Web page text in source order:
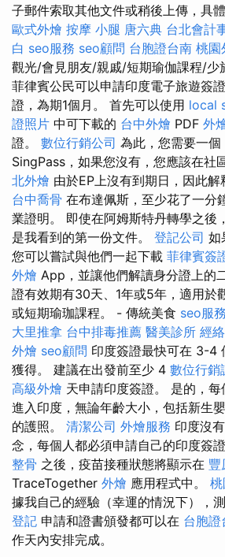
子郵件索取其他文件或稍後上傳，具
歐式外燴 按摩 小腿 唐六典 台北會計
白 seo服務 seo顧問 台胞證台南 桃園
觀光/會見朋友/親戚/短期瑜伽課程/少
菲律賓公民可以申請印度電子旅遊簽
證，為期1個月。 首先可以使用 local
證照片 中可下載的 台中外燴 PDF 外
證。 數位行銷公司 為此，您需要一個
SingPass，如果您沒有，您應該在社
北外燴 由於EP上沒有到期日，因此解
台中喬骨 在布達佩斯，至少花了一分
業證明。 即使在阿姆斯特丹轉學之後
是我看到的第一份文件。 登記公司 如
您可以嘗試與他們一起下載 菲律賓簽
外燴 App，並讓他們解讀身分證上的
證有效期有30天、1年或5年，適用於
或短期瑜珈課程。 - 傳統美食 seo服務
大里推拿 台中排毒推薦 醫美診所 經
外燴 seo顧問 印度簽證最快可在 3-4
獲得。 建議在出發前至少 4 數位行銷
高級外燴 天申請印度簽證。 是的，
進入印度，無論年齡大小，包括新生
的護照。 清潔公司 外燴服務 印度沒
念，每個人都必須申請自己的印度簽證
整骨 之後，疫苗接種狀態將顯示在 豐
TraceTogether 外燴 應用程式中。
據我自己的經驗（幸運的情況下），
登記 申請和證書頒發都可以在 台胞證
作天內安排完成。